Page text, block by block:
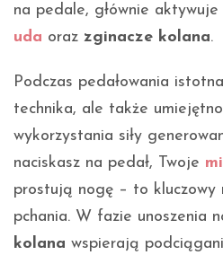
na pedale, głównie aktywuje
uda oraz zginacze kolana.
Podczas pedałowania
technika, ale także
wykorzystania siły
naciskasz na pedał, Twoje
prostują nogę – to kluczowy
pchania. W fazie unoszenia
kolana wspierają